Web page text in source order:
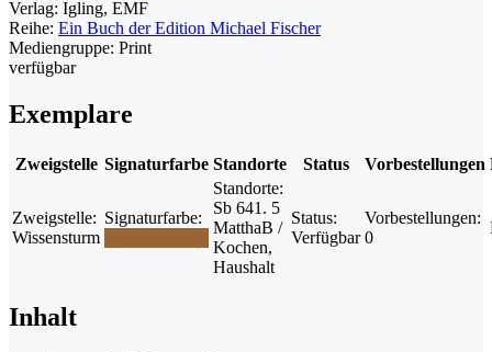
Verlag: Igling, EMF
Reihe: Ein Buch der Edition Michael Fischer
Mediengruppe: Print
verfügbar
Exemplare
Zweigstelle Signaturfarbe Standorte Status Vorbestellungen
Zweigstelle:
Wissensturm
Signaturfarbe:
Standorte:
Sb 641. 5
MatthaB /
Kochen,
Haushalt
Status:
Verfügbar
Vorbestellungen:
0
Inhalt